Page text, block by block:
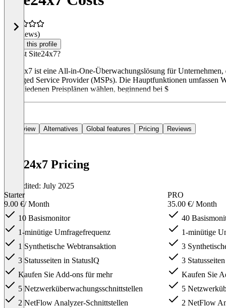
(0 reviews)
Claim this profile
Was ist Site24x7?
Site24x7 ist eine All-in-One-Überwachungslösung für
Managed Service Provider (MSPs). Die Hauptfunktionen
verschiedenen Preisplänen wählen, beginnend bei $
Overview Alternatives Global features Pricing Reviews
Site24x7 Pricing
Last edited: July 2025
Starter
9.00 €/ Month
10 Basismonitor
1-minütige Umfragefrequenz
1 Synthetische Webtransaktion
3 Statusseiten in StatusIQ
Kaufen Sie Add-ons für mehr
5 Netzwerküberwachungsschnittstellen
2 NetFlow Analyzer-Schnittstellen
PRO
35.00 €/ Month
40
1-minütige
3
3
Kaufen Sie
5
2 NetFlow